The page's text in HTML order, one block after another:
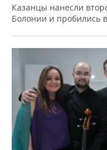
Казанцы нанесли
Болонии и пробились